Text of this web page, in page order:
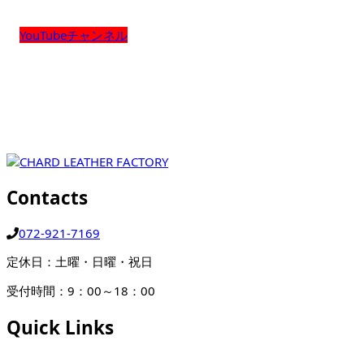
YouTubeチャンネル
Contacts
072-921-7169
定休日：土曜・日曜・祝日
受付時間：9：00～18：00
Quick Links